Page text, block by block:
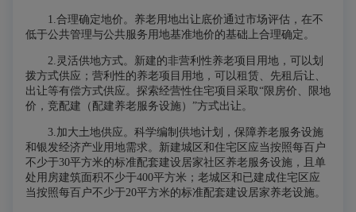
1.合理确定地价。 养老用地出让底价通过市场评估，在不
低于公共管理与公共服务用地基准地价的基础上合理确定。
2.灵活供地方式。 新建的非营利性养老项目用地，可以划
拨方式供应；营利性的养老项目用地，可以租赁、先租后让、
出让等有偿方式供应。探索经营性住宅项目采取“限房价、限地
价，竞配建（配建养老服务设施）”方式出让。
3.加大土地供应。 科学编制供地计划，保障养老服务设施
和银发经济产业用地需求。新建城区和住宅区应当按照每百户
不少于30平方米的标准配套建设居家社区养老服务设施，且单
处用房建筑面积不少于400平方米；老城区和已建成住宅区应
当按照每百户不少于20平方米的标准配套建设居家养老设施。